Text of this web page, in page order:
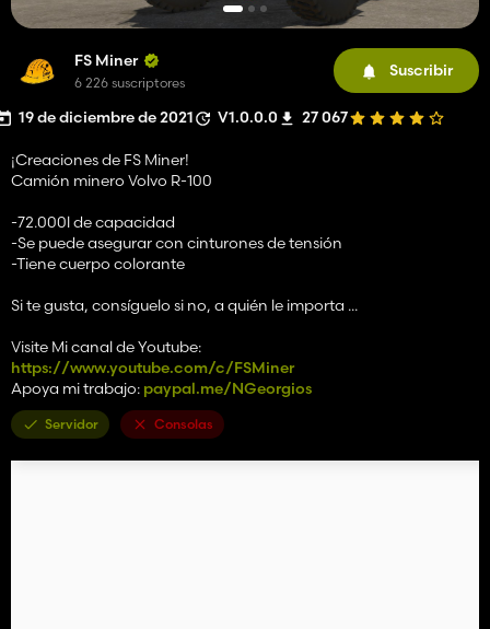
FS Miner
6 226 suscriptores
Suscribir
19 de diciembre de 2021 V1.0.0.0 27 067
¡Creaciones de FS Miner!
Camión minero Volvo R-100
-72.000l de capacidad
-Se puede asegurar con cinturones de tensión
-Tiene cuerpo colorante
Si te gusta, consíguelo si no, a quién le importa ...
Visite Mi canal de Youtube:
https://www.youtube.com/c/FSMiner
Apoya mi trabajo: paypal.me/NGeorgios
Servidor Consolas